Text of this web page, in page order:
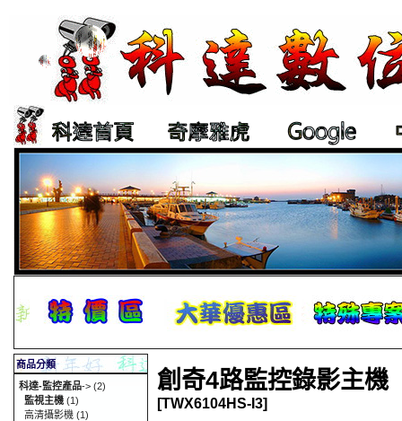
創奇4路監控錄影主機
[TWX6104HS-I3]
商品分類
科達-監控產品-> (2)
監視主機 (1)
高清攝影機 (1)